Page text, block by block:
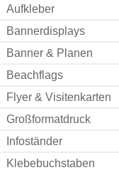
Aufkleber
Bannerdisplays
Banner & Planen
Beachflags
Flyer & Visitenkarten
Großformatdruck
Infoständer
Klebebuchstaben